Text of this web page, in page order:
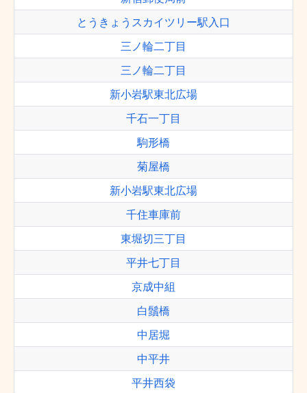
とうきょうスカイツリー駅入口
三ノ輪二丁目
三ノ輪二丁目
新小岩駅東北広場
千石一丁目
駒形橋
菊屋橋
新小岩駅東北広場
千住車庫前
東堀切三丁目
平井七丁目
京成中組
白鬚橋
中居堀
中平井
平井西袋